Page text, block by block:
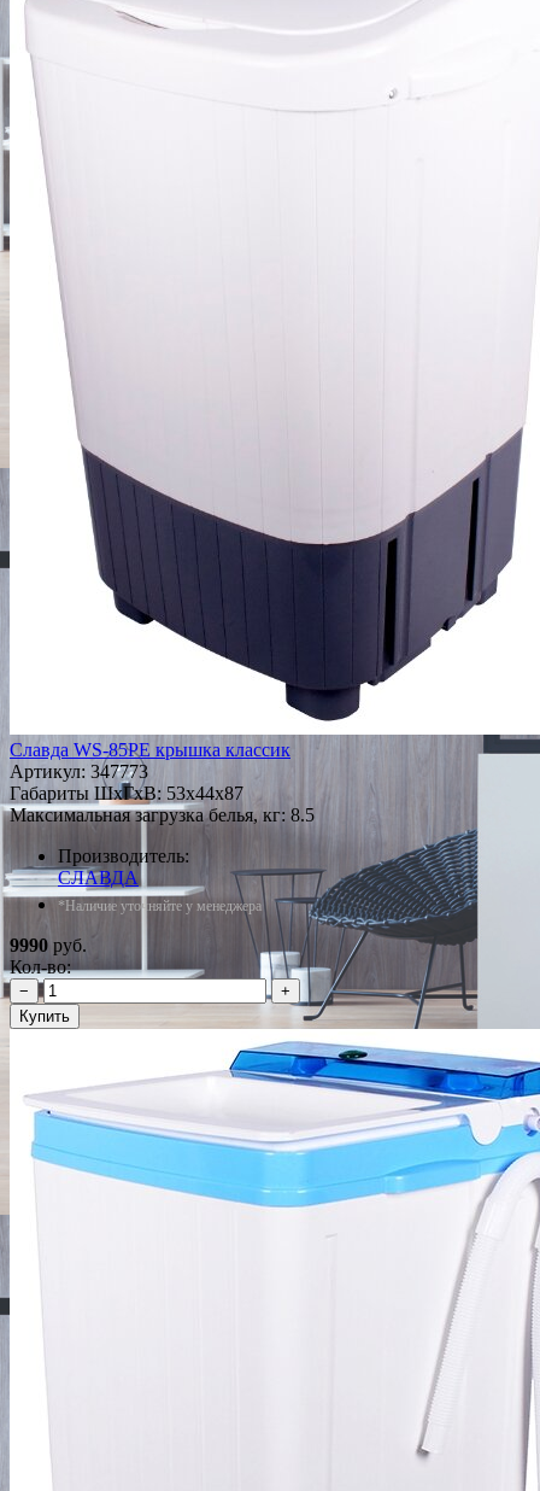
Славда WS-85PE крышка классик
Артикул: 347773
Габариты ШxГxВ: 53x44x87
Максимальная загрузка белья, кг: 8.5
Производитель:
СЛАВДА
*Наличие уточняйте у менеджера
9990 руб.
Кол-во:
−
+
Купить